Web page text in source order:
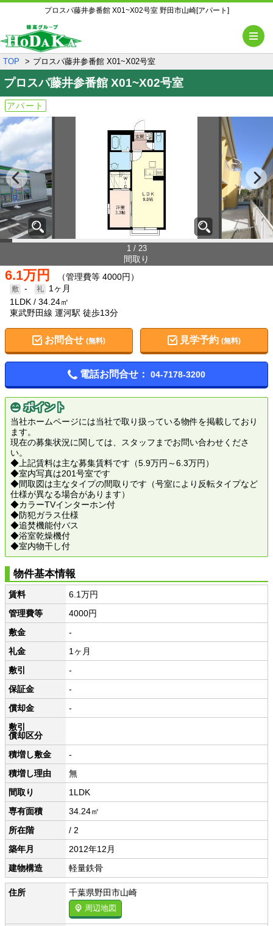
プロスパ藤井参番館 X01~X02号室 野田市山崎[アパート]
TOP プロスパ藤井参番館 X01~X02号室
プロスパ藤井参番館 X01~X02号室
アパート
1 / 23
間取り
6.1万円 （管理費等 4000円）
-
1ヶ月
1LDK
34.24㎡
東武野田線 運河駅 徒歩13分
お問合せ (無料) 見学予約(無料)
電話お問合せ： 04-7178-3200
ポイント
当社ホームページには当社で取り扱っている物件を掲載しており
ます。
現在の募集状況に関しては、スタッフまでお問い合わせくださ
い。
◆上記賃料は主な募集賃料です（5.9万円～6.3万円）
◆室内写真は201号室です
◆間取図は主なタイプの間取りです（号室により反転タイプなど
仕様が異なる場合があります）
◆カラーTVインターホン付
◆防犯ガラス仕様
◆追焚機能付バス
◆浴室乾燥機付
◆室内物干し付
物件基本情報
賃料
6.1万円
管理費等
4000円
敷金
-
礼金
1ヶ月
敷引
-
保証金
-
償却金
-
敷引
償却区分
積増し敷金
-
積増し理由
無
間取り
1LDK
専有面積
34.24㎡
所在階
/ 2
築年月
2012年12月
建物構造
軽量鉄骨
住所 千葉県野田市山崎
周辺地図